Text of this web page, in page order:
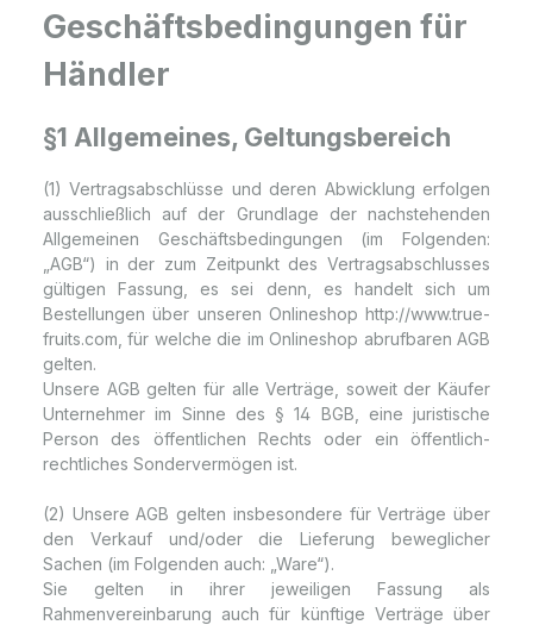
Geschäftsbedingungen für
Händler
§1 Allgemeines, Geltungsbereich
(1) Vertragsabschlüsse und deren Abwicklung erfolgen
ausschließlich auf der Grundlage der nachstehenden
Allgemeinen Geschäftsbedingungen (im Folgenden:
„AGB“) in der zum Zeitpunkt des Vertragsabschlusses
gültigen Fassung, es sei denn, es handelt sich um
Bestellungen über unseren Onlineshop http://www.true-
fruits.com, für welche die im Onlineshop abrufbaren AGB
gelten.
Unsere AGB gelten für alle Verträge, soweit der Käufer
Unternehmer im Sinne des § 14 BGB, eine juristische
Person des öffentlichen Rechts oder ein öffentlich-
rechtliches Sondervermögen ist.
(2) Unsere AGB gelten insbesondere für Verträge über
den Verkauf und/oder die Lieferung beweglicher
Sachen (im Folgenden auch: „Ware“).
Sie gelten in ihrer jeweiligen Fassung als
Rahmenvereinbarung auch für künftige Verträge über